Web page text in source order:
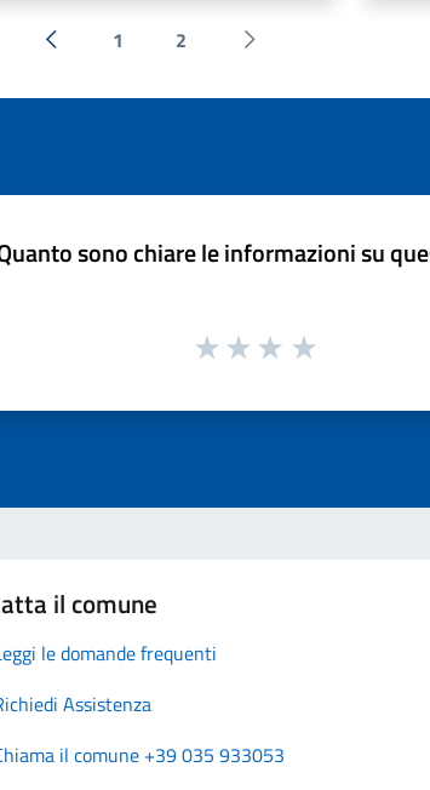
« Precedente
1 2
Successiva »
sono chiare le informazioni su
il comune
le domande frequenti
Assistenza
il comune +39 035 933053